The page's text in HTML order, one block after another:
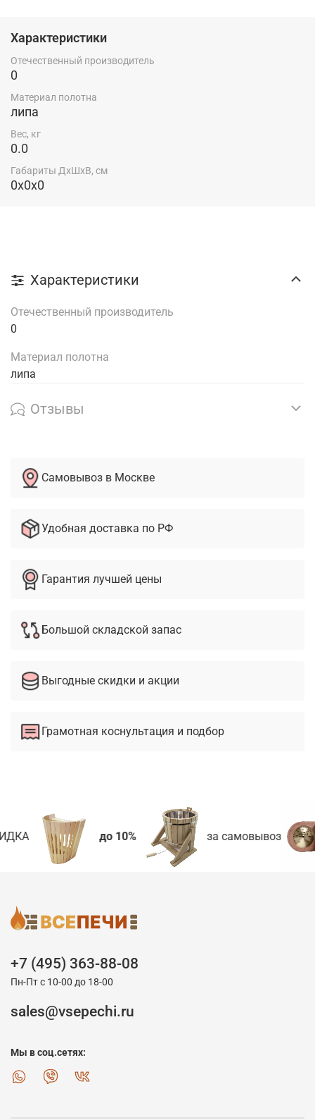
Характеристики
Отечественный производитель
0
Материал полотна
липа
Вес, кг
0.0
Габариты ДхШхВ, см
0x0x0
Характеристики
Отечественный производитель
0
Материал полотна
липа
Отзывы
Самовывоз в Москве
Удобная доставка по РФ
Гарантия лучшей цены
Большой складской запас
Выгодные скидки и акции
Грамотная коснультация и подбор
до 10% за самовывоз
+7 (495) 363-88-08
Пн-Пт с 10-00 до 18-00
sales@vsepechi.ru
Мы в соц.сетях: